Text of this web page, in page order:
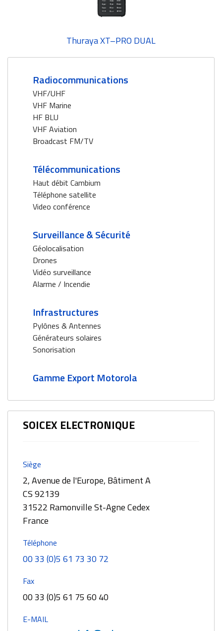
Thuraya XT–PRO DUAL
Radiocommunications
VHF/UHF
VHF Marine
HF BLU
VHF Aviation
Broadcast FM/TV
Télécommunications
Haut débit Cambium
Téléphone satellite
Video conférence
Surveillance & Sécurité
Géolocalisation
Drones
Vidéo surveillance
Alarme / Incendie
Infrastructures
Pylônes & Antennes
Générateurs solaires
Sonorisation
Gamme Export Motorola
SOICEX ELECTRONIQUE
Siège
2, Avenue de l'Europe, Bâtiment A
CS 92139
31522 Ramonville St-Agne Cedex
France
Téléphone
00 33 (0)5 61 73 30 72
Fax
00 33 (0)5 61 75 60 40
E-MAIL